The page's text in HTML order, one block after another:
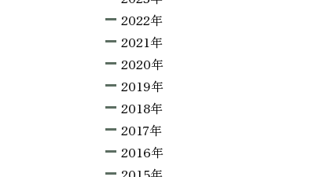
2022年
2021年
2020年
2019年
2018年
2017年
2016年